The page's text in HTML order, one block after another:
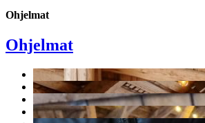
Ohjelmat
Ohjelmat